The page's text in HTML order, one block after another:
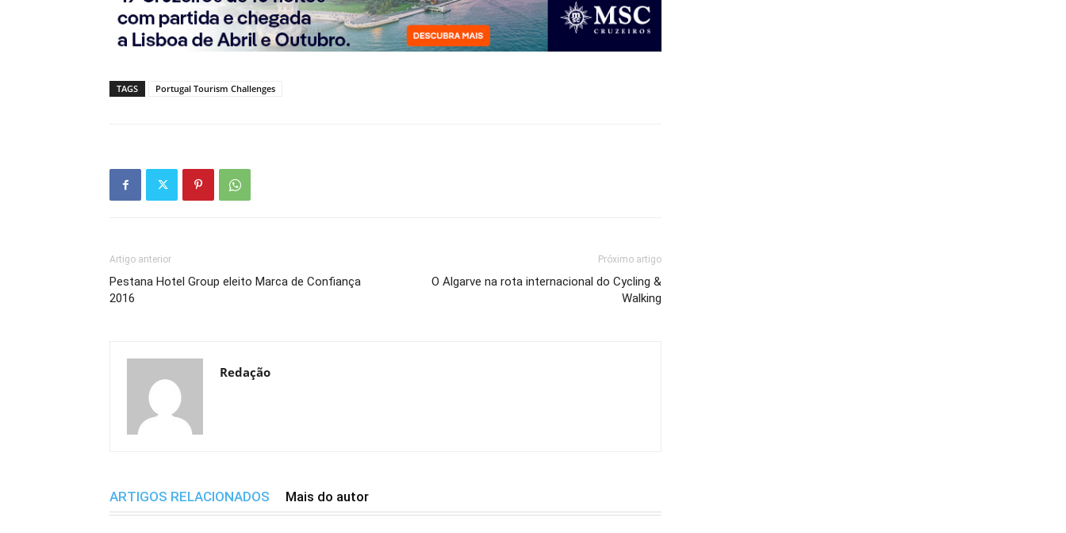
TAGS Portugal Tourism Challenges
Artigo anterior
Pestana Hotel Group eleito Marca de Confiança
2016
Próximo artigo
O Algarve na rota internacional do Cycling &
Walking
Redação
ARTIGOS RELACIONADOS Mais do autor